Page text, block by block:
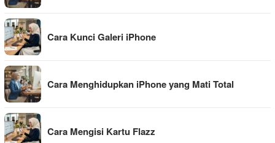
Cara Kunci Galeri iPhone
Cara Menghidupkan iPhone yang Mati Total
Cara Mengisi Kartu Flazz